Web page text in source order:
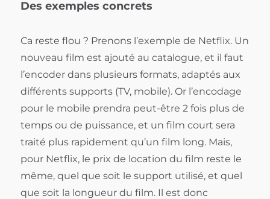
Des exemples concrets
Ca reste flou ? Prenons l’exemple de Netflix. Un
nouveau film est ajouté au catalogue, et il faut
l’encoder dans plusieurs formats, adaptés aux
différents supports (TV, mobile). Or l’encodage
pour le mobile prendra peut-être 2 fois plus de
temps ou de puissance, et un film court sera
traité plus rapidement qu’un film long. Mais,
pour Netflix, le prix de location du film reste le
même, quel que soit le support utilisé, et quel
que soit la longueur du film. Il est donc